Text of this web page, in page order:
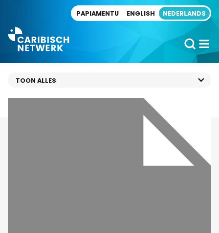
PAPIAMENTU ENGLISH NEDERLANDS